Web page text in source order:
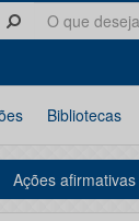
Bibliotecas
Ações afirmativas